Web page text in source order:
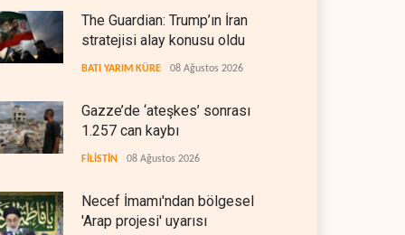
The Guardian: Trump’ın İran
stratejisi alay konusu oldu
BATI YARIM KÜRE 08 Ağustos 2026
Gazze’de ‘ateşkes’ sonrası
1.257 can kaybı
FİLİSTİN 08 Ağustos 2026
Necef İmamı'ndan bölgesel
'Arap projesi' uyarısı